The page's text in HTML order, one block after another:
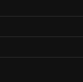
신에게 선사합니다:
특한 개성을 지닌 캐
기를 자유자재로 구사
매번 새로운 캐릭터로
접근이 필요합니다.